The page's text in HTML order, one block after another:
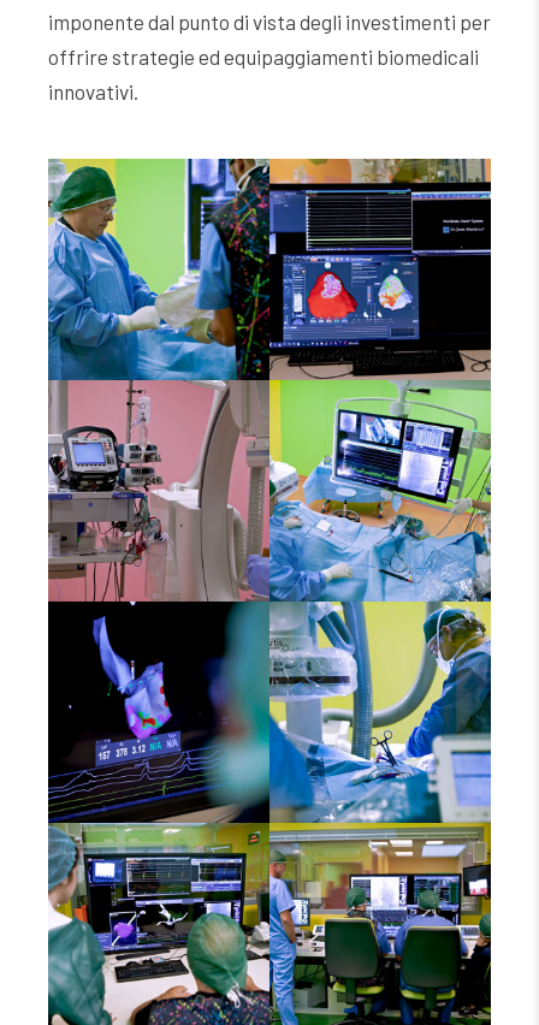
imponente dal punto di vista degli investimenti per
offrire strategie ed equipaggiamenti biomedicali
innovativi.